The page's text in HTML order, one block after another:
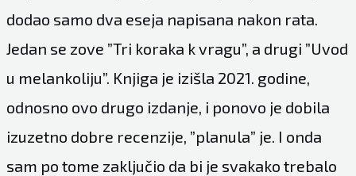
dodao samo dva eseja napisana nakon rata.
Jedan se zove ”Tri koraka k vragu”, a drugi ”Uvod
u melankoliju”. Knjiga je izišla 2021. godine,
odnosno ovo drugo izdanje, i ponovo je dobila
izuzetno dobre recenzije, ”planula” je. I onda
sam po tome zaključio da bi je svakako trebalo